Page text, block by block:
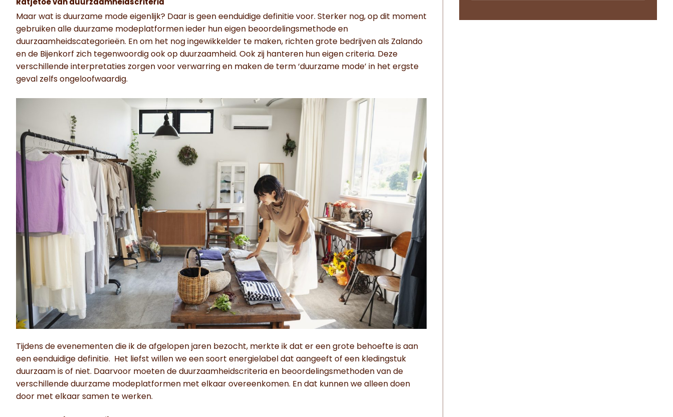
Ratjetoe van duurzaamheidscriteria
Maar wat is duurzame mode eigenlijk? Daar is geen eenduidige definitie voor. Sterker nog, op dit moment
gebruiken alle duurzame modeplatformen ieder hun eigen beoordelingsmethode en
duurzaamheidscategorieën. En om het nog ingewikkelder te maken, richten grote bedrijven als Zalando
en de Bijenkorf zich tegenwoordig ook op duurzaamheid. Ook zij hanteren hun eigen criteria. Deze
verschillende interpretaties zorgen voor verwarring en maken de term ‘duurzame mode’ in het ergste
geval zelfs ongeloofwaardig.
Tijdens de evenementen die ik de afgelopen jaren bezocht, merkte ik dat er een grote behoefte is aan
een eenduidige definitie. Het liefst willen we een soort energielabel dat aangeeft of een kledingstuk
duurzaam is of niet. Daarvoor moeten de duurzaamheidscriteria en beoordelingsmethoden van de
verschillende duurzame modeplatformen met elkaar overeenkomen. En dat kunnen we alleen doen
door met elkaar samen te werken.